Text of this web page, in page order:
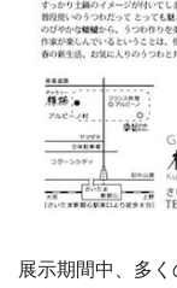
展示期間中、多